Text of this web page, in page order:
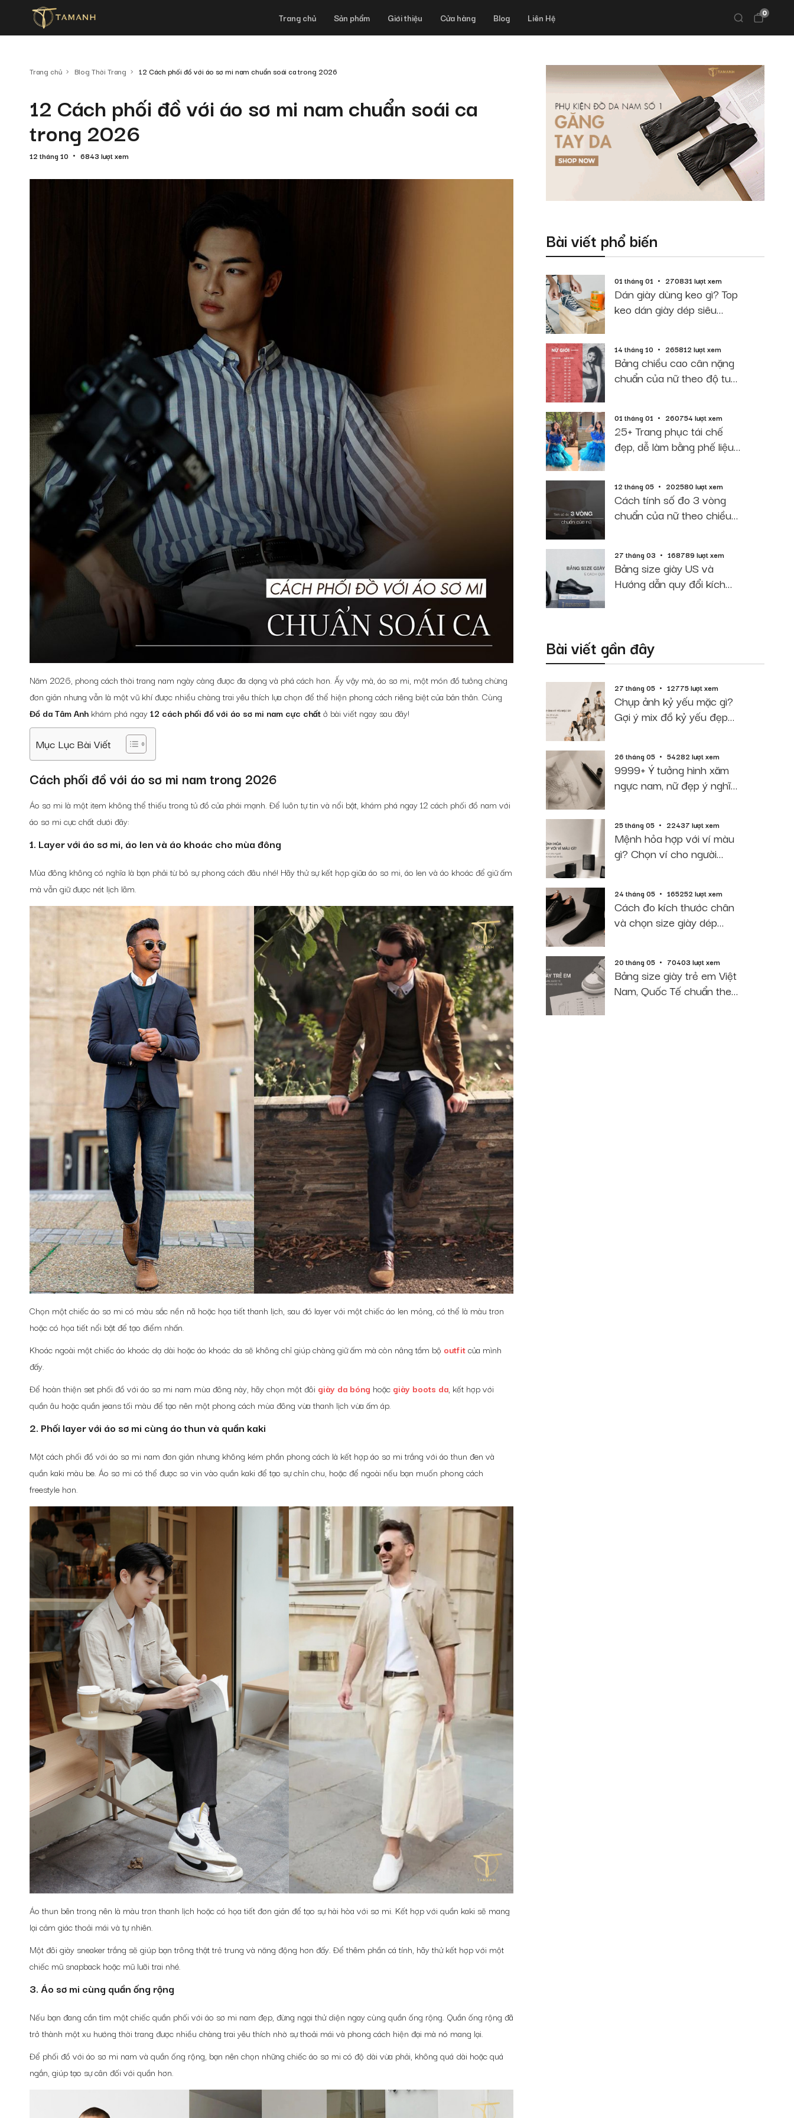
Trang chủ Sản phẩm Giới thiệu Cửa hàng Blog Liên Hệ 0
Trang chủ Blog Thời Trang 12 Cách phối đồ với áo sơ mi nam chuẩn soái ca trong 2026
12 Cách phối đồ với áo sơ mi nam chuẩn soái ca
trong 2026
12 tháng 10 6843 lượt xem
Năm 2026, phong cách thời trang nam ngày càng được đa dạng và phá cách hơn. Ấy vậy mà, áo sơ mi, một món đồ tưởng chừng
đơn giản nhưng vẫn là một vũ khí được nhiều chàng trai yêu thích lựa chọn để thể hiện phong cách riêng biệt của bản thân. Cùng
Đồ da Tâm Anh khám phá ngay12 cách phối đồ với áo sơ mi nam cực chấtở bài viết ngay sau đây!
Mục Lục Bài Viết
Cách phối đồ với áo sơ mi namtrong 2026
Áo sơ mi là một item không thể thiếu trong tủ đồ của phái mạnh. Để luôn tự tin và nổi bật, khám phá ngay 12 cách phối đồ nam với
áo sơ mi cực chất dưới đây:
1. Layer với áo sơ mi, áo len và áo khoác cho mùa đông
Mùa đông không có nghĩa là bạn phải từ bỏ sự phong cách đâu nhé! Hãy thử sự kết hợp giữa áo sơ mi, áo len và áo khoác để giữ ấm
mà vẫn giữ được nét lịch lãm.
Chọn một chiếc áo sơ mi có màu sắc nền nã hoặc họa tiết thanh lịch, sau đó layer với một chiếc áo len mỏng, có thể là màu trơn
hoặc có họa tiết nổi bật để tạo điểm nhấn.
Khoác ngoài một chiếc áo khoác dạ dài hoặc áo khoác da sẽ không chỉ giúp chàng giữ ấm mà còn nâng tầm bộ outfitcủa mình
đấy.
Để hoàn thiện set phối đồ với áo sơ mi nam mùa đông này, hãy chọn một đôi giày da bóng hoặc giày boots da, kết hợp với
quần âu hoặc quần jeans tối màu để tạo nên một phong cách mùa đông vừa thanh lịch vừa ấm áp.
2. Phối layer với áo sơ mi cùng áo thun và quần kaki
Mộtcách phối đồ với áo sơ mi nam đơn giản nhưng không kém phần phong cách là kết hợp áo sơ mi trắng với áo thun đen và
quần kaki màu be. Áo sơ mi có thể được sơ vin vào quần kaki để tạo sự chỉn chu, hoặc để ngoài nếu bạn muốn phong cách
freestyle hơn.
Áo thun bên trong nên là màu trơn thanh lịch hoặc có họa tiết đơn giản để tạo sự hài hòa với sơ mi. Kết hợp với quần kaki sẽ mang
lại cảm giác thoải mái và tự nhiên.
Một đôi giày sneaker trắng sẽ giúp bạn trông thật trẻ trung và năng động hơn đấy. Để thêm phần cá tính, hãy thử kết hợp với một
chiếc mũ snapback hoặc mũ lưỡi trai nhé.
3. Áo sơ mi cùng quần ống rộng
Nếu bạn đang cần tìm một chiếc quần phối với áo sơ mi nam đẹp, đừng ngại thử diện ngay cùng quần ống rộng. Quần ống rộng đã
trở thành một xu hướng thời trang được nhiều chàng trai yêu thích nhờ sự thoải mái và phong cách hiện đại mà nó mang lại.
Để phối đồ với áo sơ mi nam và quần ống rộng, bạn nên chọn những chiếc áo sơ mi có độ dài vừa phải, không quá dài hoặc quá
ngắn, giúp tạo sự cân đối với quần hơn.
Bài viết phổ biến
01 tháng 01 270831 lượt xem
Dán giày dùng keo gì? Top
keo dán giày dép siêu
14 tháng 10 265812 lượt xem
Bảng chiều cao cân nặng
chuẩn của nữ theo độ tuổi
01 tháng 01 260754 lượt xem
25+ Trang phục tái chế
đẹp, dễ làm bằng phế liệu
12 tháng 05 202580 lượt xem
Cách tính số đo 3 vòng
chuẩn của nữ theo chiều
27 tháng 03 168789 lượt xem
Bảng size giày US và
Hướng dẫn quy đổi kích
Bài viết gần đây
27 tháng 05 12775 lượt xem
Chụp ảnh kỷ yếu mặc gì?
Gợi ý mix đồ kỷ yếu đẹp
26 tháng 05 54282 lượt xem
9999+ Ý tưởng hình xăm
ngực nam, nữ đẹp ý nghĩa
25 tháng 05 22437 lượt xem
Mệnh hỏa hợp với ví màu
gì? Chọn ví cho người
24 tháng 05 165252 lượt xem
Cách đo kích thước chân
và chọn size giày dép
20 tháng 05 70403 lượt xem
Bảng size giày trẻ em Việt
Nam, Quốc Tế chuẩn theo